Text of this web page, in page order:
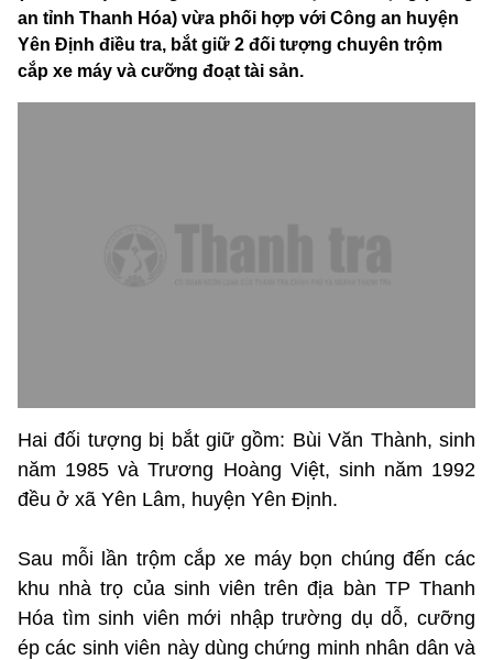
an tỉnh Thanh Hóa) vừa phối hợp với Công an huyện
Yên Định điều tra, bắt giữ 2 đối tượng chuyên trộm
cắp xe máy và cưỡng đoạt tài sản.
Hai đối tượng bị bắt giữ gồm: Bùi Văn Thành, sinh
năm 1985 và Trương Hoàng Việt, sinh năm 1992
đều ở xã Yên Lâm, huyện Yên Định.
Sau mỗi lần trộm cắp xe máy bọn chúng đến các
khu nhà trọ của sinh viên trên địa bàn TP Thanh
Hóa tìm sinh viên mới nhập trường dụ dỗ, cưỡng
ép các sinh viên này dùng chứng minh nhân dân và